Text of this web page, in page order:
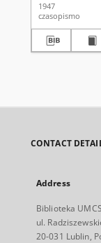
1947
czasopismo
CONTACT
Address
Biblioteka UMCS
ul.
20-031 Lublin,